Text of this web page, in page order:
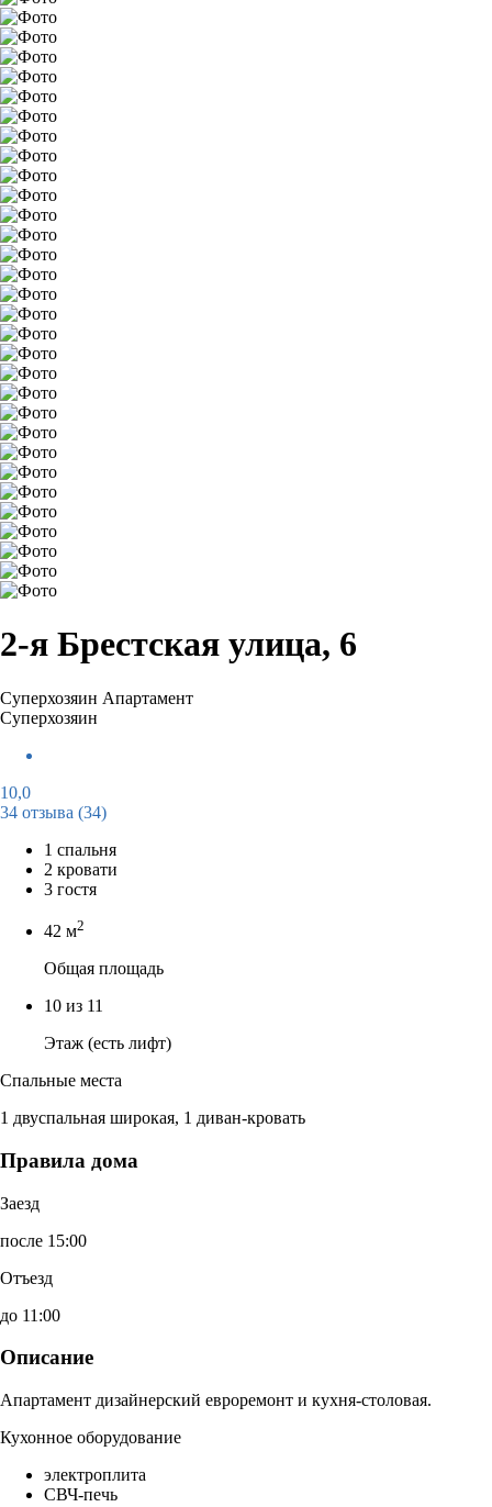
2-я Брестская улица, 6
Суперхозяин Апартамент
Суперхозяин
10,0
34 отзыва (34)
1 спальня
2 кровати
3 гостя
42 м2
Общая площадь
10 из 11
Этаж (есть лифт)
Спальные места
1 двуспальная широкая, 1 диван-кровать
Правила дома
Заезд
после 15:00
Отъезд
до 11:00
Описание
Апартамент дизайнерский евроремонт и кухня-столовая.
Кухонное оборудование
электроплита
СВЧ-печь